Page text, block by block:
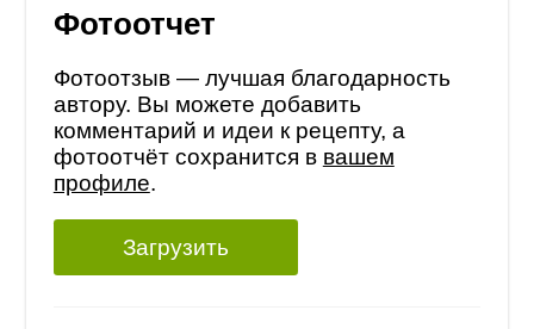
Фотоотчет
Фотоотзыв — лучшая благодарность
автору. Вы можете добавить
комментарий и идеи к рецепту, а
фотоотчёт сохранится в вашем
профиле.
Загрузить